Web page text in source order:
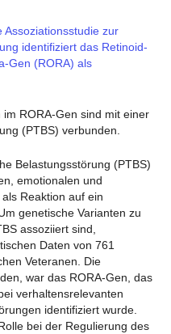
Assoziationsstudie zur
identifiziert das Retinoid-
Gen (RORA) als
im RORA-Gen sind mit einer
(PTBS) verbunden.
Belastungsstörung (PTBS)
emotionalen und
Reaktion auf ein
genetische Varianten zu
assoziiert sind,
Daten von 761
Veteranen. Die
war das RORA-Gen, das
verhaltensrelevanten
identifiziert wurde.
bei der Regulierung des